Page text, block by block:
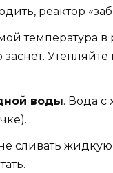
реактор
температура в
заснёт.
воды. Вода с
сливать